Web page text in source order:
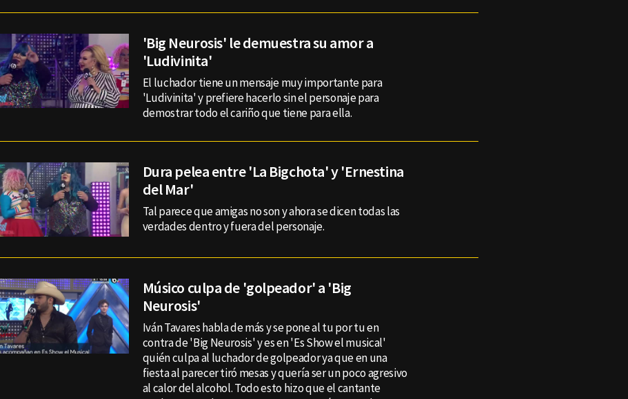
'Big Neurosis' le demuestra su amor a
'Ludivinita'
El luchador tiene un mensaje muy importante para
'Ludivinita' y prefiere hacerlo sin el personaje para
demostrar todo el cariño que tiene para ella.
Dura pelea entre 'La Bigchota' y 'Ernestina
del Mar'
Tal parece que amigas no son y ahora se dicen todas las
verdades dentro y fuera del personaje.
Músico culpa de 'golpeador' a 'Big
Neurosis'
Iván Tavares habla de más y se pone al tu por tu en
contra de 'Big Neurosis' y es en 'Es Show el musical'
quién culpa al luchador de golpeador ya que en una
fiesta al parecer tiró mesas y quería ser un poco agresivo
al calor del alcohol. Todo esto hizo que el cantante